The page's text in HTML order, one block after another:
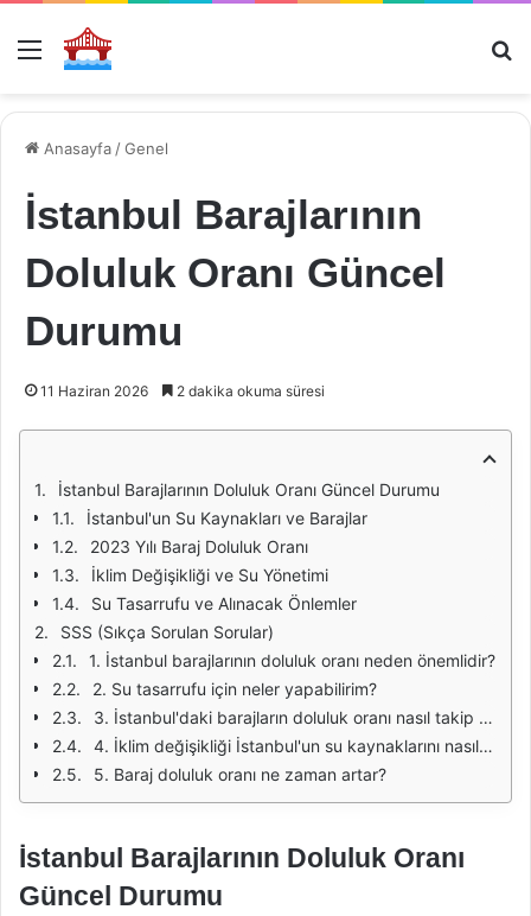
Menü
Anasayfa /Genel
İstanbul Barajlarının
Doluluk Oranı Güncel
Durumu
11 Haziran 2026 2 dakika okuma süresi
İstanbul Barajlarının Doluluk Oranı Güncel Durumu
İstanbul'un Su Kaynakları ve Barajlar
2023 Yılı Baraj Doluluk Oranı
İklim Değişikliği ve Su Yönetimi
Su Tasarrufu ve Alınacak Önlemler
SSS (Sıkça Sorulan Sorular)
1. İstanbul barajlarının doluluk oranı neden önemlidir?
2. Su tasarrufu için neler yapabilirim?
3. İstanbul'daki barajların doluluk oranı nasıl takip ediliyor?
4. İklim değişikliği İstanbul'un su kaynaklarını nasıl etkiliyor?
5. Baraj doluluk oranı ne zaman artar?
İstanbul Barajlarının Doluluk Oranı
Güncel Durumu